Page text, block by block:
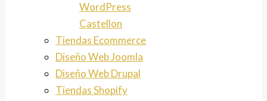
WordPress
Castellon
Tiendas Ecommerce
Diseño Web Joomla
Diseño Web Drupal
Tiendas Shopify